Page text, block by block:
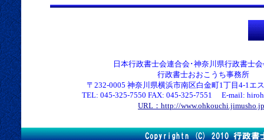
日本行政書士会連合会･神奈川県行政書士
行政書士おおこうち事務所
〒232-0005 神奈川県横浜市南区白金町1丁目4-1エ
TEL: 045-325-7550 FAX: 045-325-7551 E-mail:
URL：http://www.ohkouchi.jimusho.jp